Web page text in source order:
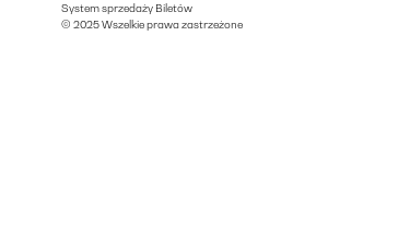
System sprzedaży Biletów
© 2025 Wszelkie prawa zastrzeżone